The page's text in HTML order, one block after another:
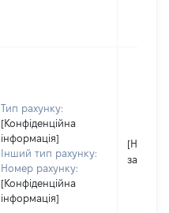
Тип рахунку:
[Конфіденційна
інформація]
Інший тип рахунку:
Номер рахунку:
[Конфіденційна
інформація]
[Не